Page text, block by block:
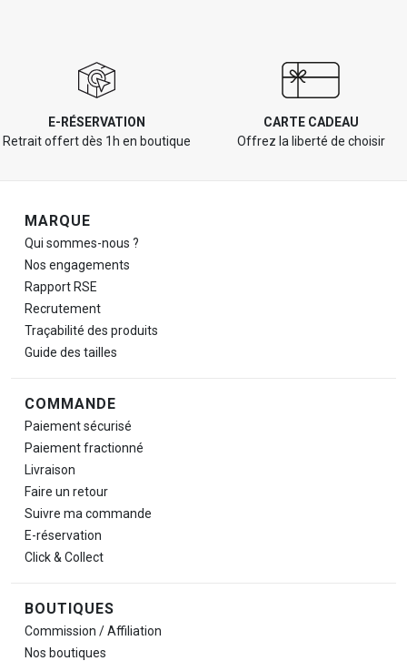
E-RÉSERVATION
Retrait offert dès 1h en boutique
CARTE CADEAU
Offrez la liberté de choisir
Navigation de pied de page
MARQUE
Qui sommes-nous ?
Nos engagements
Rapport RSE
Recrutement
Traçabilité des produits
Guide des tailles
COMMANDE
Paiement sécurisé
Paiement fractionné
Livraison
Faire un retour
Suivre ma commande
E-réservation
Click & Collect
BOUTIQUES
Commission / Affiliation
Nos boutiques